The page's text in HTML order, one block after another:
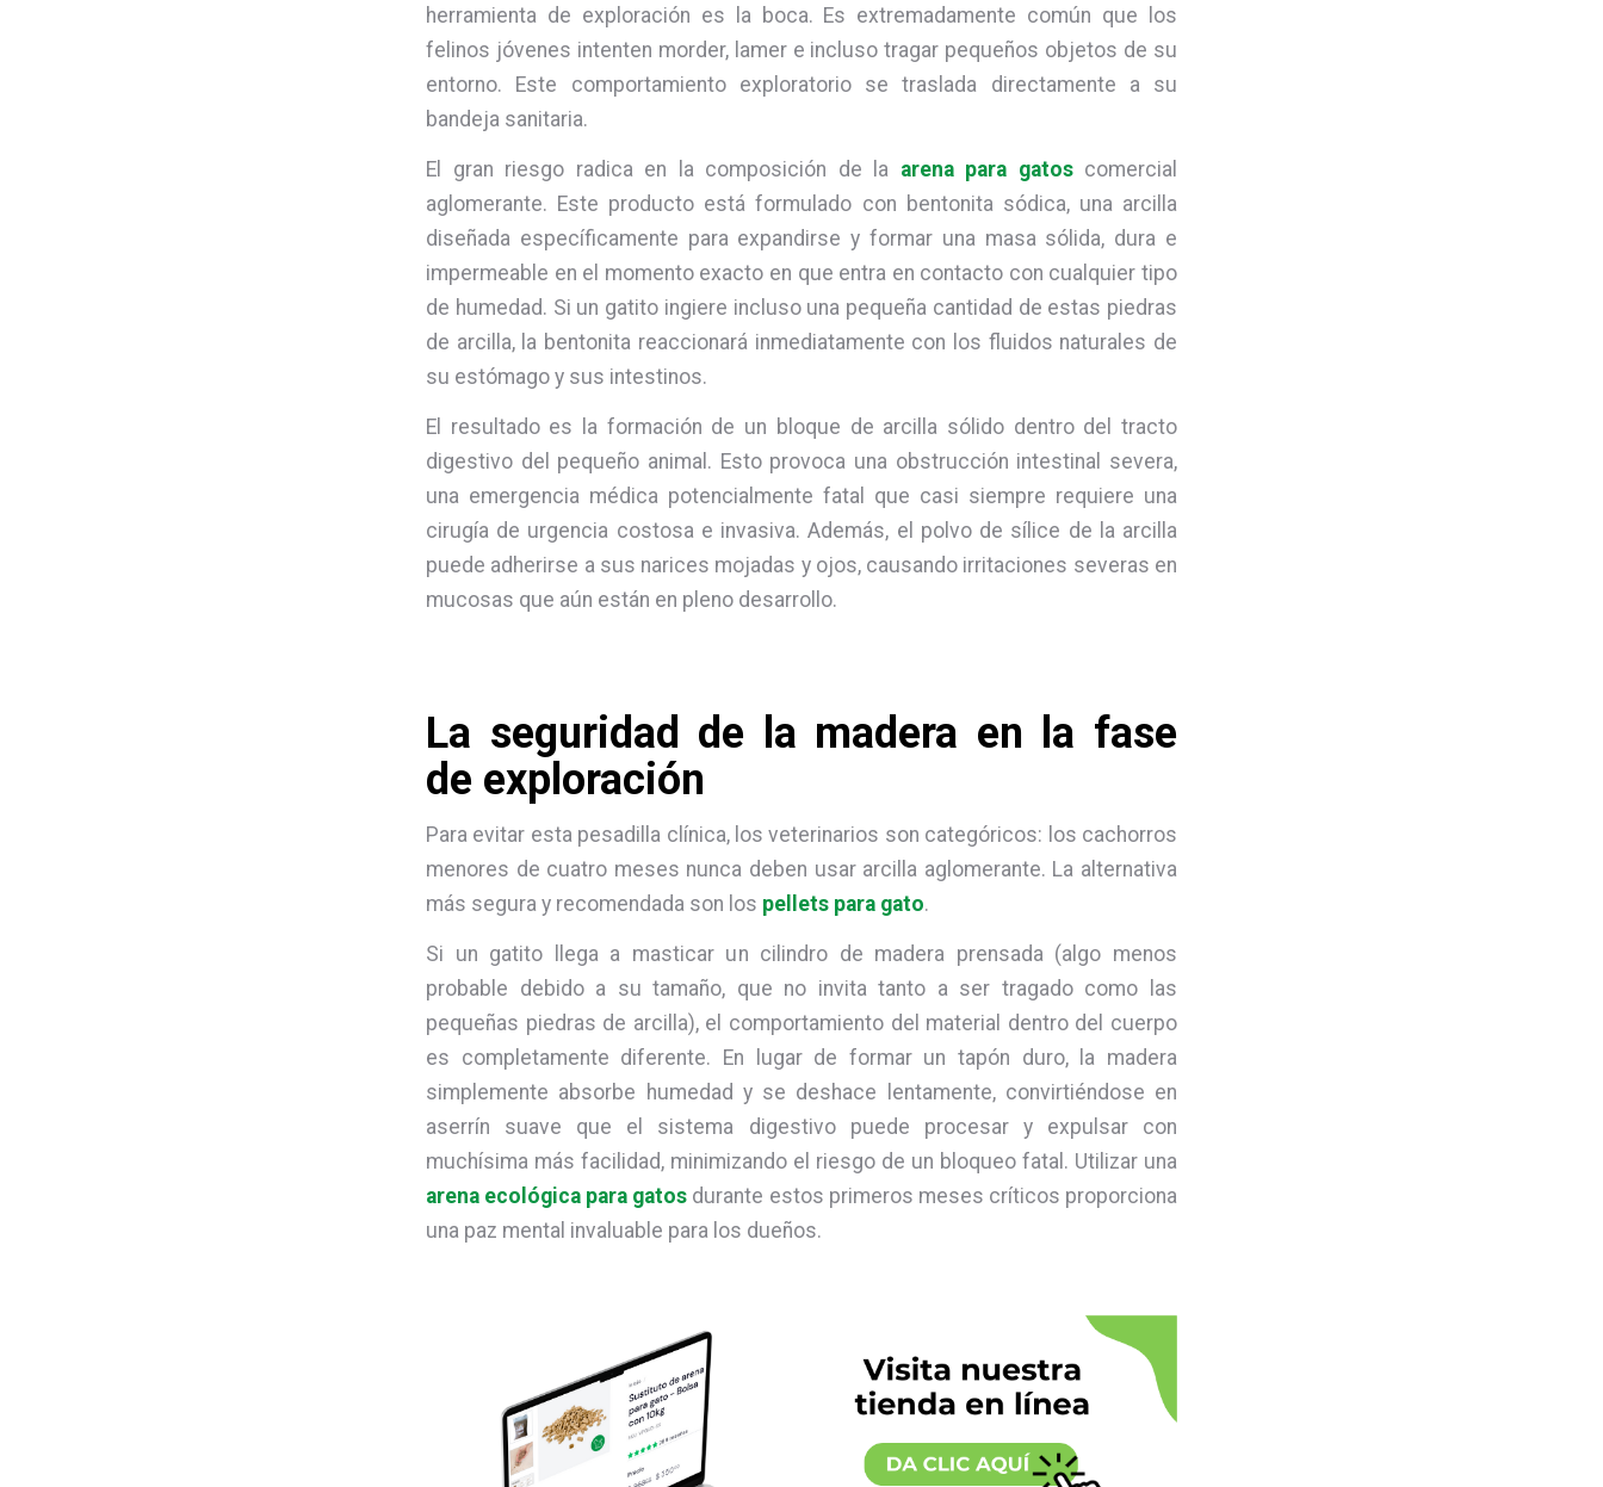
herramienta de exploración es la boca. Es extremadamente común que los
felinos jóvenes intenten morder, lamer e incluso tragar pequeños objetos de su
entorno. Este comportamiento exploratorio se traslada directamente a su
bandeja sanitaria.
El gran riesgo radica en la composición de la arena para gatoscomercial
aglomerante. Este producto está formulado con bentonita sódica, una arcilla
diseñada específicamente para expandirse y formar una masa sólida, dura e
impermeable en el momento exacto en que entra en contacto con cualquier tipo
de humedad. Si un gatito ingiere incluso una pequeña cantidad de estas piedras
de arcilla, la bentonita reaccionará inmediatamente con los fluidos naturales de
su estómago y sus intestinos.
El resultado es la formación de un bloque de arcilla sólido dentro del tracto
digestivo del pequeño animal. Esto provoca una obstrucción intestinal severa,
una emergencia médica potencialmente fatal que casi siempre requiere una
cirugía de urgencia costosa e invasiva. Además, el polvo de sílice de la arcilla
puede adherirse a sus narices mojadas y ojos, causando irritaciones severas en
mucosas que aún están en pleno desarrollo.
La seguridad de la madera en la fase
de exploración
Para evitar esta pesadilla clínica, los veterinarios son categóricos: los cachorros
menores de cuatro meses nunca deben usar arcilla aglomerante. La alternativa
más segura y recomendada son los pellets para gato.
Si un gatito llega a masticar un cilindro de madera prensada (algo menos
probable debido a su tamaño, que no invita tanto a ser tragado como las
pequeñas piedras de arcilla), el comportamiento del material dentro del cuerpo
es completamente diferente. En lugar de formar un tapón duro, la madera
simplemente absorbe humedad y se deshace lentamente, convirtiéndose en
aserrín suave que el sistema digestivo puede procesar y expulsar con
muchísima más facilidad, minimizando el riesgo de un bloqueo fatal. Utilizar una
arena ecológica para gatos durante estos primeros meses críticos proporciona
una paz mental invaluable para los dueños.